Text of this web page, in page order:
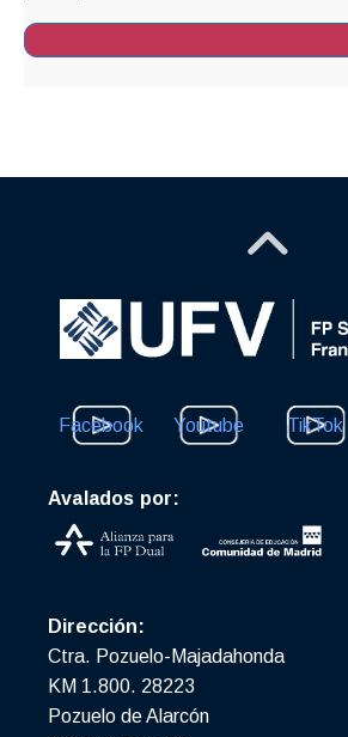
Facebook Youtube TikTok
Avalados por:
Dirección:
Ctra. Pozuelo-Majadahonda
KM 1.800. 28223
Pozuelo de Alarcón